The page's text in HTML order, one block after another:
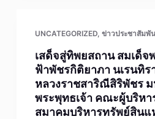
UNCATEGORIZED, ข่าวประชาสัมพั
เสด็จสู่ทิพยสถาน สมเด็จพ
ฟ้าพัชรกิติยาภา นเรนทิร
หลวงราชสาริณีสิริพัชร
พระพุทธเจ้า คณะผู้บริหา
สมาคมบริหารทรัพย์สินแ